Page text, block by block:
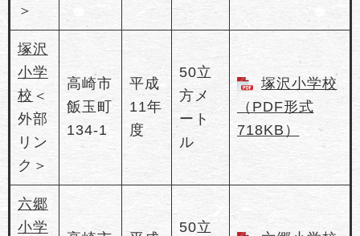
＞
塚沢
小学
校 ＜
外部
リン
ク＞
高崎市
飯玉町
134-1
平成
11年
度
50立
方メ
ート
ル
塚沢小学校
（PDF形式
718KB）
六郷
小学
50立